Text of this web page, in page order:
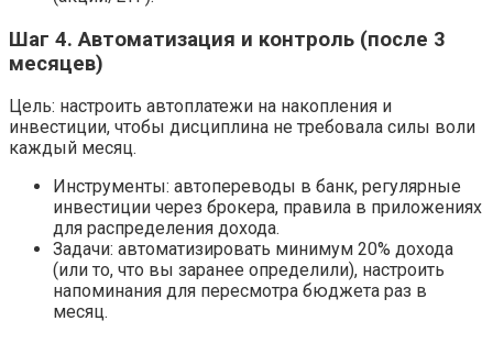
Шаг 4. Автоматизация и контроль (после 3
месяцев)
Цель: настроить автоплатежи на накопления и
инвестиции, чтобы дисциплина не требовала силы воли
каждый месяц.
Инструменты: автопереводы в банк, регулярные
инвестиции через брокера, правила в приложениях
для распределения дохода.
Задачи: автоматизировать минимум 20% дохода
(или то, что вы заранее определили), настроить
напоминания для пересмотра бюджета раз в
месяц.